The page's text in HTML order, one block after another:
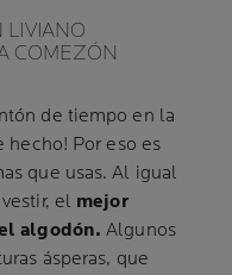
LIVIANO
COMEZÓN
de tiempo en la
hecho! Por eso es
que usas. Al igual
el mejor
algodón. Algunos
ásperas, que